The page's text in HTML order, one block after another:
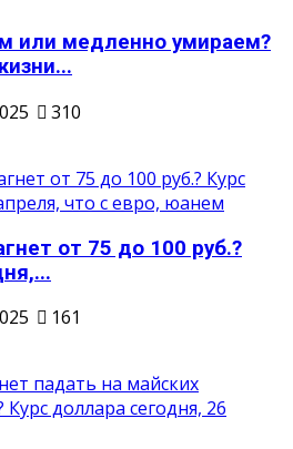
или медленно умираем?
310
от 75 до 100 руб.?
161